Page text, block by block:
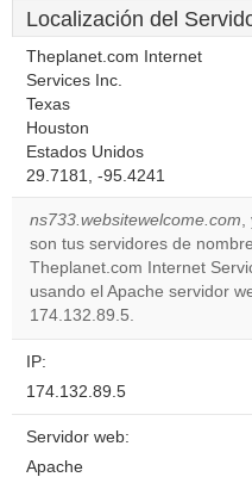
Localización del
Theplanet.com Internet
Services Inc.
Texas
Houston
Estados Unidos
29.7181, -95.4241
ns733.websitewelcome.com,
son tus servidores de
Theplanet.com Internet
usando el Apache servidor
174.132.89.5.
IP:
174.132.89.5
Servidor web:
Apache